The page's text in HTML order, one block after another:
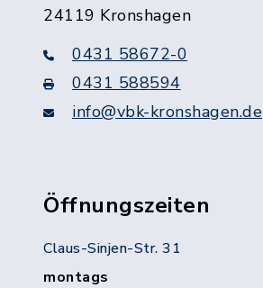
24119 Kronshagen
0431 58672-0
0431 588594
info@vbk-kronshagen.de
Öffnungszeiten
Claus-Sinjen-Str. 31
montags